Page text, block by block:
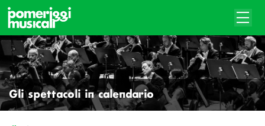
Gli spettacoli in calendario